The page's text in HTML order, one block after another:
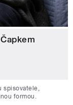
spisovatele,
formou.